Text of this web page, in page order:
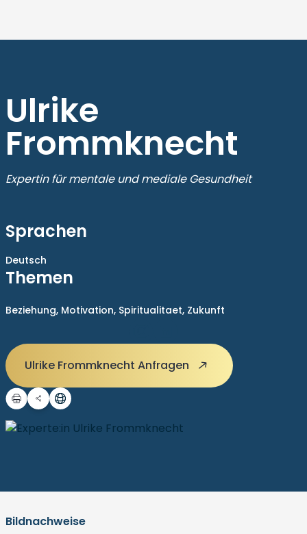
Ulrike
Frommknecht
Expertin für mentale und mediale Gesundheit
Sprachen
Deutsch
Themen
Beziehung, Motivation, Spiritualitaet, Zukunft
Ulrike Frommknecht Anfragen
Bildnachweise